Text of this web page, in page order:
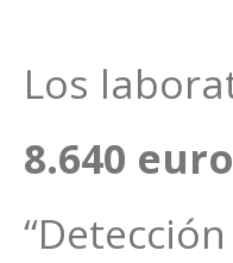
Los
8.640